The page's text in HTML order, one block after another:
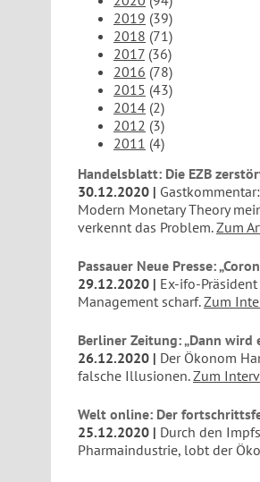
2019 (39)
2018 (71)
2017 (36)
2016 (78)
2015 (43)
2014 (2)
2012 (3)
2011 (4)
Handelsblatt: Die EZB
30.12.2020
Modern Monetary Theory
verkennt das Problem. Zum
Passauer Neue Presse:
29.12.2020
Ex-ifo-
Management scharf. Zum
Berliner Zeitung: „Dann wird
26.12.2020
Der Ökonom
falsche Illusionen. Zum
Welt online: Der
25.12.2020
Durch den
Pharmaindustrie, lobt der